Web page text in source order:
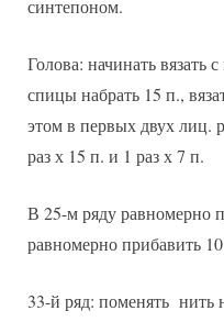
синтепоном.
Голова: начинать
спицы набрать 15 п.,
этом в первых двух лиц.
раз х 15 п. и 1 раз х 7 п.
В 25-м ряду равномерно
равномерно прибавить
33-й ряд: поменять нить